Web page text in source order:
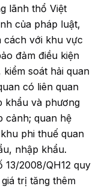
lãnh thổ Việt
của pháp luật,
cách với khu vực
đảm điều kiện
soát hải quan
có liên quan
khẩu và phương
cảnh; quan hệ
phi thuế quan
nhập khẩu.
13/2008/QH12 quy
trị tăng thêm